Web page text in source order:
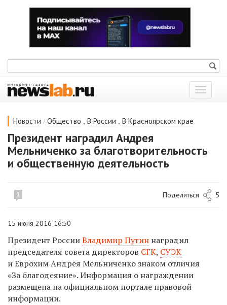
Показать
меню
Новости / Общество , В России , В Красноярском крае
Президент наградил Андрея
Мельниченко за благотворительность
и общественную деятельность
1 Поделиться 5
15 июня 2016 16:50
Президент РоссииВладимир Путин наградил
председателя совета директоров СГК, СУЭК
и Еврохим Андрея Мельниченко знаком отличия
«За благодеяние». Информация о награждении
размещена на официальном портале правовой
информации.